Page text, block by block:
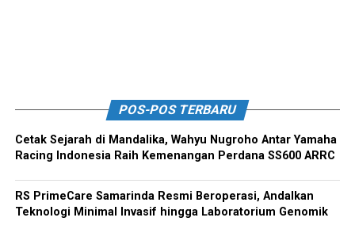
POS-POS TERBARU
Cetak Sejarah di Mandalika, Wahyu Nugroho Antar Yamaha
Racing Indonesia Raih Kemenangan Perdana SS600 ARRC
RS PrimeCare Samarinda Resmi Beroperasi, Andalkan
Teknologi Minimal Invasif hingga Laboratorium Genomik